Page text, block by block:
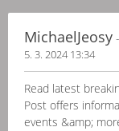
MichaelJeosy
5. 3. 2024 13:34
Read latest
Post offers
events &amp;